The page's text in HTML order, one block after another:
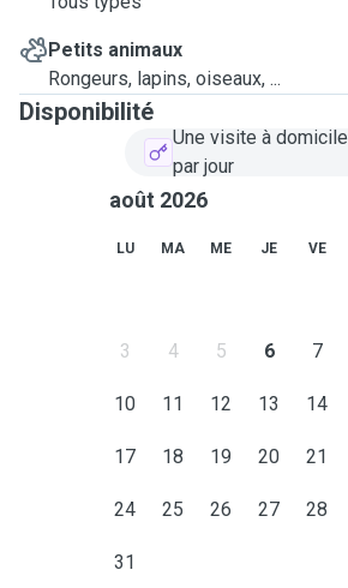
Petits animaux
Rongeurs, lapins, oiseaux, ...
Disponibilité
Une visite à domicile
par jour
août 2026
LU MA ME JE VE
3 4 5 6 7
10 11 12 13 14
17 18 19 20 21
24 25 26 27 28
31